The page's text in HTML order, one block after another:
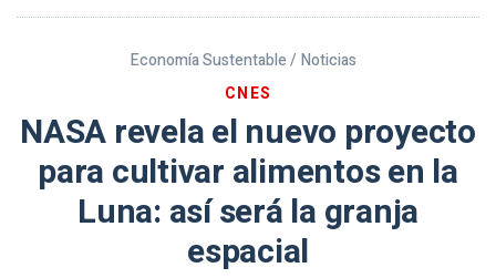
Economía Sustentable / Noticias
CNES
NASA revela el nuevo proyecto
para cultivar alimentos en la
Luna: así será la granja
espacial